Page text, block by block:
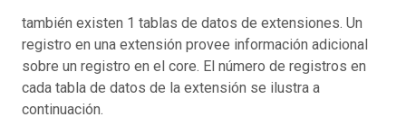
también existen 1 tablas de datos de extensiones. Un
registro en una extensión provee información adicional
sobre un registro en el core. El número de registros en
cada tabla de datos de la extensión se ilustra a
continuación.